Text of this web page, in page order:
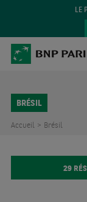
LE
BRÉSIL
Accueil > Brésil
29